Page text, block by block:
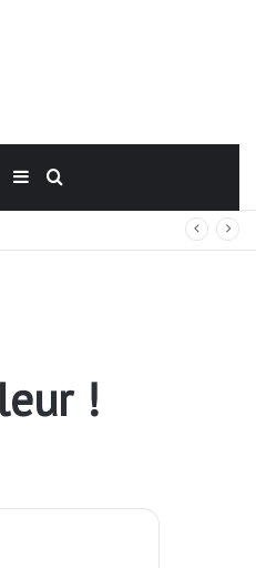
Rechercher
Sidebar
(barre
!